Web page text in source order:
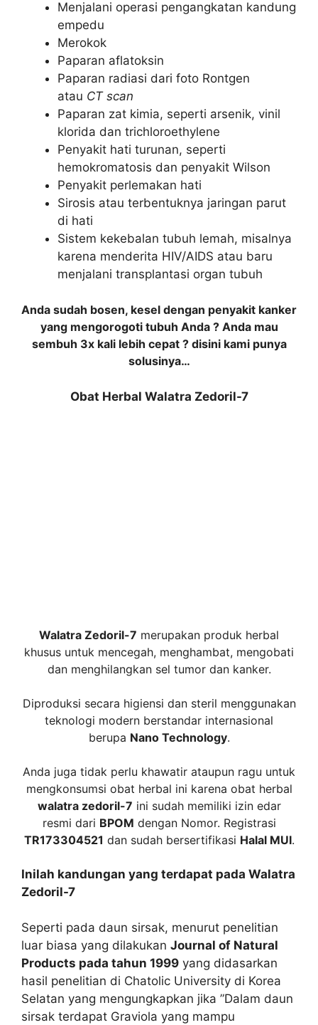
Menjalani operasi pengangkatan kandung
empedu
Merokok
Paparan aflatoksin
Paparan radiasi dari foto Rontgen
atau CT scan
Paparan zat kimia, seperti arsenik, vinil
klorida dan trichloroethylene
Penyakit hati turunan, seperti
hemokromatosis dan penyakit Wilson
Penyakit perlemakan hati
Sirosis atau terbentuknya jaringan parut
di hati
Sistem kekebalan tubuh lemah, misalnya
karena menderita HIV/AIDS atau baru
menjalani transplantasi organ tubuh
Anda sudah bosen, kesel dengan penyakit kanker
yang mengorogoti tubuh Anda ? Anda mau
sembuh 3x kali lebih cepat ? disini kami punya
solusinya…
Obat Herbal Walatra Zedoril-7
Walatra Zedoril-7 merupakan produk herbal
khusus untuk mencegah, menghambat, mengobati
dan menghilangkan sel tumor dan kanker.
Diproduksi secara higiensi dan steril menggunakan
teknologi modern berstandar internasional
berupa Nano Technology.
Anda juga tidak perlu khawatir ataupun ragu untuk
mengkonsumsi obat herbal ini karena obat herbal
walatra zedoril-7 ini sudah memiliki izin edar
resmi dari BPOM dengan Nomor. Registrasi
TR173304521 dan sudah bersertifikasi Halal MUI.
Inilah kandungan yang terdapat pada Walatra
Zedoril-7
Seperti pada daun sirsak, menurut penelitian
luar biasa yang dilakukan Journal of Natural
Products pada tahun 1999 yang didasarkan
hasil penelitian di Chatolic University di Korea
Selatan yang mengungkapkan jika ”Dalam daun
sirsak terdapat Graviola yang mampu